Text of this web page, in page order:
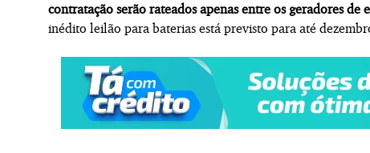
contratação serão rateados apenas entre os geradores de
inédito leilão para baterias está previsto para até